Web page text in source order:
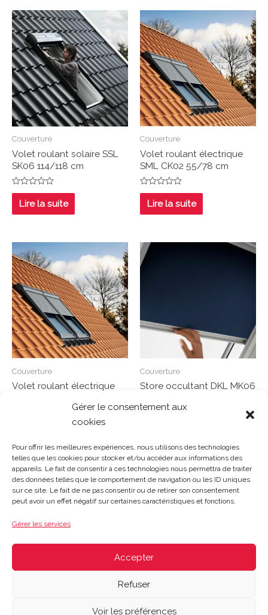
Gérer le consentement aux
cookies
Pour offrir les meilleures expériences, nous utilisons des technologies
telles que les cookies pour stocker et/ou accéder aux informations des
appareils. Le fait de consentir à ces technologies nous permettra de traiter
des données telles que le comportement de navigation ou les ID uniques
sur ce site. Le fait de ne pas consentir ou de retirer son consentement
peut avoir un effet négatif sur certaines caractéristiques et fonctions.
Gérer les services
Accepter
Refuser
Voir les préférences
Couverture
Volet roulant solaire SSL
SK06 114/118 cm
Note
sur
5
Lire la suite
Couverture
Volet roulant électrique
SML CK02 55/78 cm
Note
sur
5
Lire la suite
Couverture
Volet roulant électrique
5
Couverture
Store occultant DKL MK06
5
Gosset Matériaux 2023 © Tous droits réservés |Mentions
Le samedi : 8h-12h